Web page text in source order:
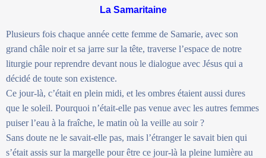
La Samaritaine
Plusieurs fois chaque année cette femme de Samarie, avec son
grand châle noir et sa jarre sur la tête, traverse l’espace de notre
liturgie pour reprendre devant nous le dialogue avec Jésus qui a
décidé de toute son existence.
Ce jour-là, c’était en plein midi, et les ombres étaient aussi dures
que le soleil. Pourquoi n’était-elle pas venue avec les autres femmes
puiser l’eau à la fraîche, le matin où la veille au soir ?
Sans doute ne le savait-elle pas, mais l’étranger le savait bien qui
s’était assis sur la margelle pour être ce jour-là la pleine lumière au